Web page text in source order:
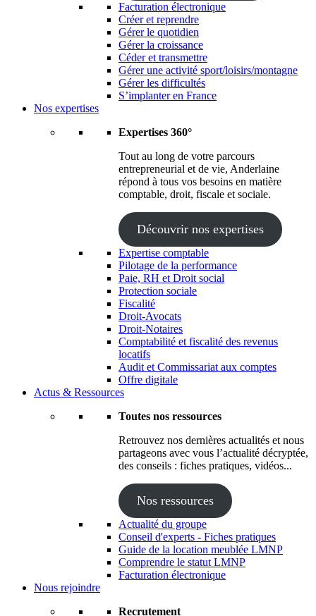
Facturation électronique
Créer et reprendre
Gérer le quotidien
Gérer la croissance
Céder et transmettre
Gérer une activité sport/loisirs/montagne
Gérer les difficultés
S’implanter en France
Nos expertises
Expertises 360°
Tout au long de votre parcours
entrepreneurial et de vie, Anderlaine
répond à tous vos besoins en matière
comptable, droit, fiscale et sociale.
Découvrir nos expertises
Expertise comptable
Pilotage de la performance
Paie, RH et Droit social
Protection sociale
Fiscalité
Droit-Avocats
Droit-Notaires
Comptabilité et fiscalité des revenus
locatifs
Audit et Commissariat aux comptes
Offre digitale
Actus & Ressources
Toutes nos ressources
Retrouvez nos dernières actualités et nous
partageons avec vous l’actualité décryptée,
des conseils : fiches pratiques, vidéos...
Nos ressources
Actualité du groupe
Conseil d'experts - Fiches pratiques
Guide de la location meublée LMNP
Comprendre le statut LMNP
Facturation électronique
Nous rejoindre
Recrutement